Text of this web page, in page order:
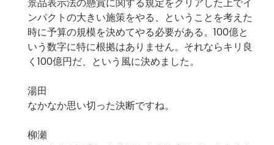
景品表示法の懸賞に関する規定をクリアした上でイ
ンパクトの大きい施策をやる、ということを考えた
時に予算の規模を決めてやる必要がある。100億と
いう数字に特に根拠はありません。それならキリ良
く100億円だ、という風に決めました。
湯田
なかなか思い切った決断ですね。
柳瀬